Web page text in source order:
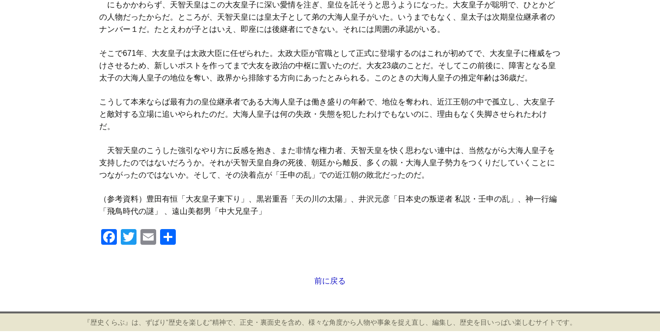
にもかかわらず、天智天皇はこの大友皇子に深い愛情を注ぎ、皇位を託そうと思うようになった。大友皇子が聡明で、ひとかど
の人物だったからだ。ところが、天智天皇には皇太子として弟の大海人皇子がいた。いうまでもなく、皇太子は次期皇位継承者の
ナンバー１だ。たとえわが子とはいえ、即座には後継者にできない。それには周囲の承認がいる。
そこで671年、大友皇子は太政大臣に任ぜられた。太政大臣が官職として正式に登場するのはこれが初めてで、大友皇子に権威をつ
けさせるため、新しいポストを作ってまで大友を政治の中枢に置いたのだ。大友23歳のことだ。そしてこの前後に、障害となる皇
太子の大海人皇子の地位を奪い、政界から排除する方向にあったとみられる。このときの大海人皇子の推定年齢は36歳だ。
こうして本来ならば最有力の皇位継承者である大海人皇子は働き盛りの年齢で、地位を奪われ、近江王朝の中で孤立し、大友皇子
と敵対する立場に追いやられたのだ。大海人皇子は何の失政・失態を犯したわけでもないのに、理由もなく失脚させられたわけ
だ。
天智天皇のこうした強引なやり方に反感を抱き、また非情な権力者、天智天皇を快く思わない連中は、当然ながら大海人皇子を
支持したのではないだろうか。それが天智天皇自身の死後、朝廷から離反、多くの親・大海人皇子勢力をつくりだしていくことに
つながったのではないか。そして、その決着点が「壬申の乱」での近江朝の敗北だったのだ。
（参考資料）豊田有恒「大友皇子東下り」、黒岩重吾「天の川の太陽」、井沢元彦「日本史の叛逆者 私説・壬申の乱」、神一行編
「飛鳥時代の謎」 、遠山美都男「中大兄皇子」
F
o
o
T
E
ナ
ビ
前に戻る
『歴史くらぶ』は、ずばり”歴史を楽しむ”精神で、正史・裏面史を含め、様々な角度から人物や事象を捉え直し、編集し、歴史を目いっぱい楽しむサイトです。